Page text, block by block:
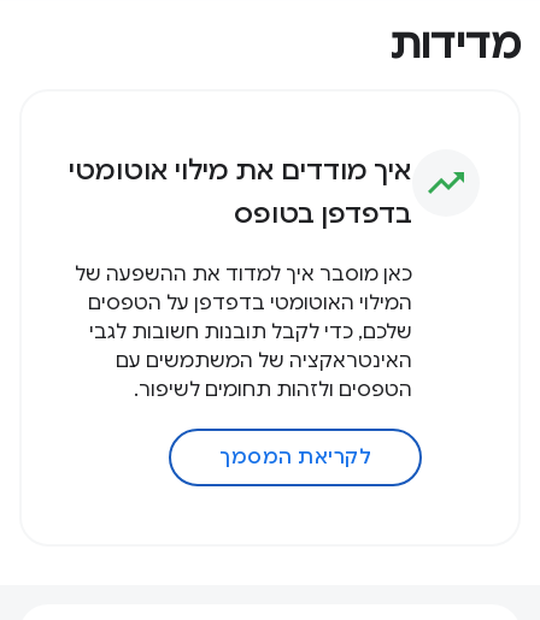
מדידות
trending_up איך מודדים את מילוי אוטומטי
בדפדפן בטופס
כאן מוסבר איך למדוד את ההשפעה של
המילוי האוטומטי בדפדפן על הטפסים
שלכם, כדי לקבל תובנות חשובות לגבי
האינטראקציה של המשתמשים עם
הטפסים ולזהות תחומים לשיפור.
לקריאת המסמך